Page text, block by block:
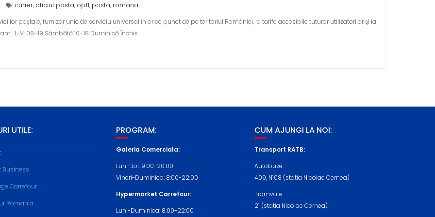
curier, oficiul posta, op11, posta, romana
poştale, furnizor unic de serviciu universal în orice punct de pe teritoriul României, la tarife accesibile tuturor utilizatorilor şi la
: L-V: 08–19 Sâmbătă 10–18 Duminică Închis
UTILE:
Business
Carrefour
Romania
PROGRAM:
Galeria Comerciala:
Luni-Joi: 9:00-20:00
Vineri-Duminica: 8:00-22:00
Hypermarket Carrefour:
Luni-Duminica: 8:00-22:00
CUM AJUNGI LA NOI:
Transport RATB:
Autobuze:
409, N108 (statia Nicolae Cernea)
Tramvaie:
21 (statia Nicolae Cernea)